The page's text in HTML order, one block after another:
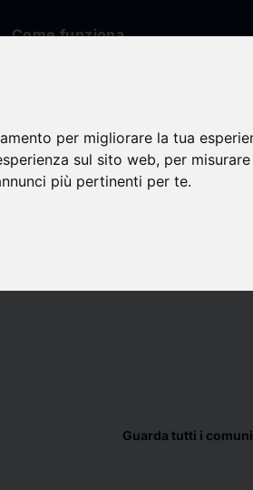
per migliorare la tua
sul sito web, per
più pertinenti per te.
Come funziona
Guarda tutti i